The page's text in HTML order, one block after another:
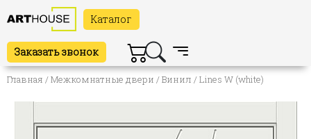
Каталог
Заказать звонок
Главная /Межкомнатные двери /Винил / Lines W (white)